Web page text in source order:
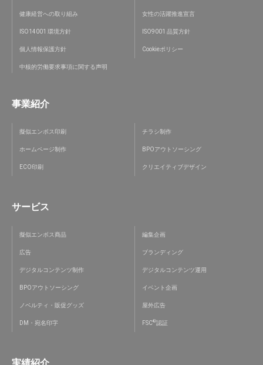
健康経営への取り組み 女性の活躍推進宣言
ISO14001 環境方針 ISO9001 品質方針
個人情報保護方針 Cookieポリシー
中核的労働要求事項に関する声明
事業紹介
擬似エンボス印刷 チラシ制作
ホームページ制作 BPOアウトソーシング
ECO印刷 クリエイティブデザイン
サービス
擬似エンボス商品 編集企画
広告 ブランディング
デジタルコンテンツ制作 デジタルコンテンツ運用
BPOアウトソーシング イベント企画
ノベルティ・販促グッズ 屋外広告
DM・宛名印字 FSC®認証